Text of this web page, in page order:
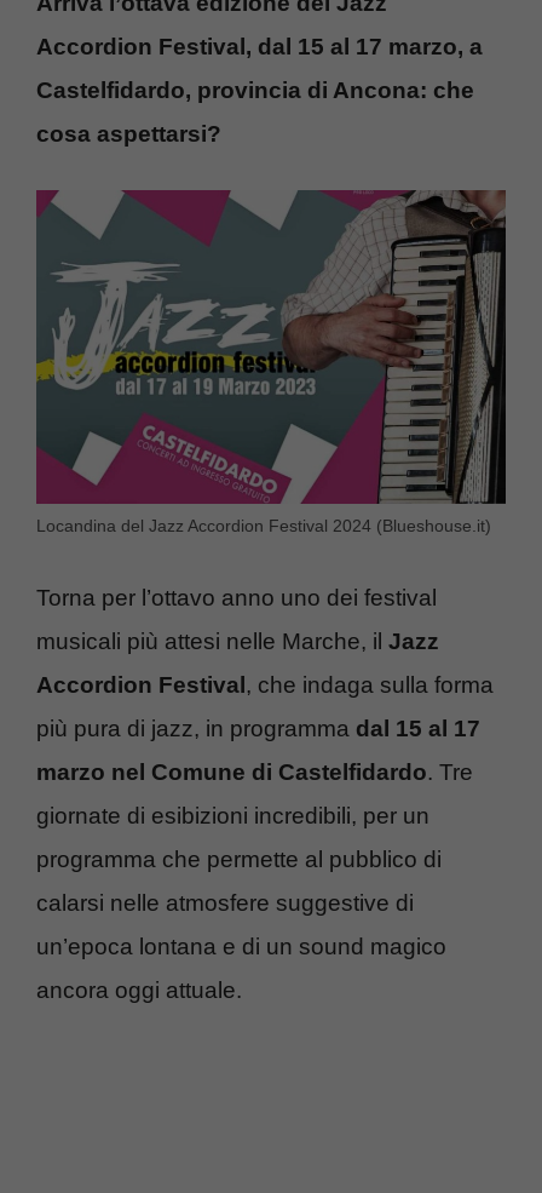
Accordion Festival, dal 15 al 17 marzo, a
Castelfidardo, provincia di Ancona: che
cosa aspettarsi?
Locandina del Jazz Accordion Festival 2024 (Blueshouse.it)
Torna per l’ottavo anno uno dei festival
musicali più attesi nelle Marche, il Jazz
Accordion Festival , che indaga sulla forma
più pura di jazz, in programma dal 15 al 17
marzo nel Comune di Castelfidardo. Tre
giornate di esibizioni incredibili, per un
programma che permette al pubblico di
calarsi nelle atmosfere suggestive di
un’epoca lontana e di un sound magico
ancora oggi attuale.